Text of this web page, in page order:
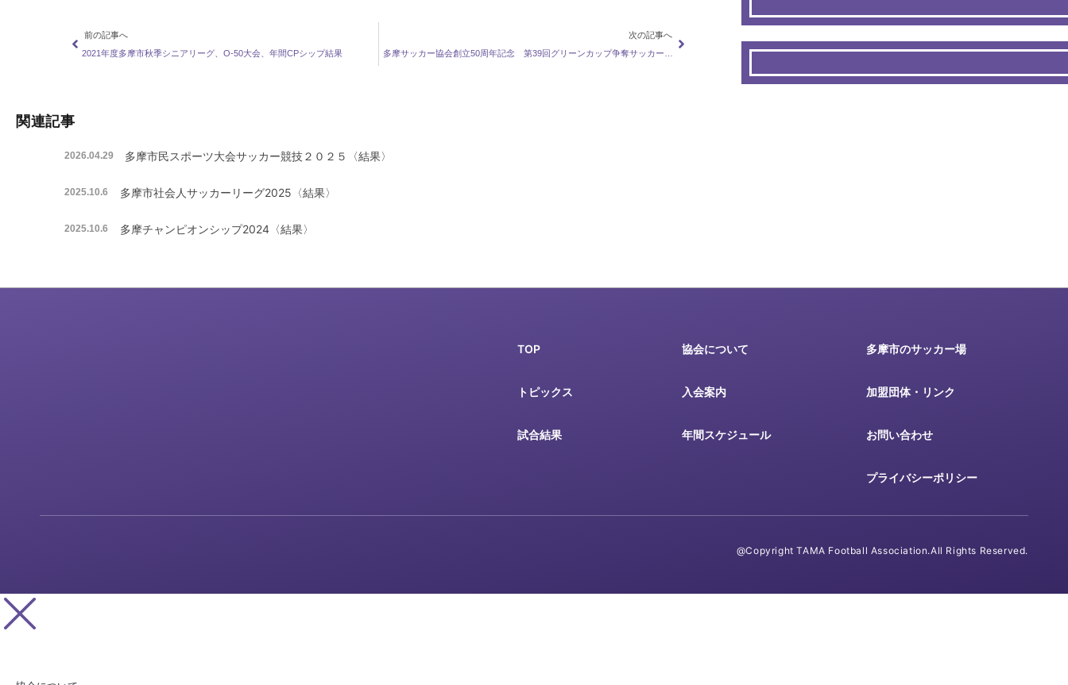
前の記事へ
2021年度多摩市秋季シニアリーグ、O-50大会、年間CPシップ結果
次の記事へ
関連記事
多摩市民スポーツ大会サッカー競技２０２５〈結果〉
2026.04.29
多摩市社会人サッカーリーグ2025〈結果〉
2025.10.6
多摩チャンピオンシップ2024〈結果〉
2025.10.6
TOP
トピックス
試合結果
協会について
入会案内
年間スケジュール
多摩市のサッカー場
加盟団体・リンク
お問い合わせ
プライバシーポリシー
@Copyright TAMA Football Association.All Rights Reserved.